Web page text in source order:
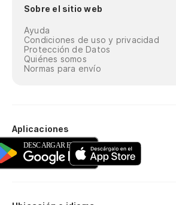
Sobre el sitio web
Ayuda
Condiciones de uso y privacidad
Protección de Datos
Quiénes somos
Normas para envío
Aplicaciones